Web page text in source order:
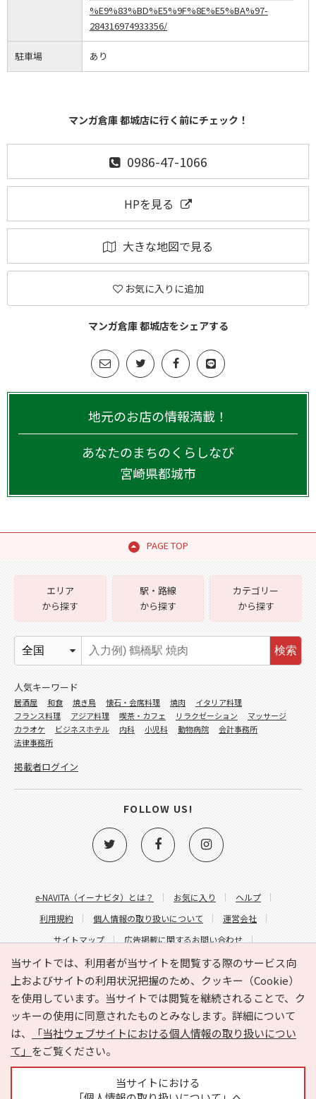
%E9%83%BD%E5%9F%8E%E5%BA%97-
284316974933356/
駐車場 あり
マンガ倉庫 都城店に行く前にチェック！
0986-47-1066
HPを見る
大きな地図で見る
お気に入りに追加
マンガ倉庫 都城店をシェアする
地元のお店の情報満載！
あなたのまちのくらしなび
宮崎県都城市
PAGE TOP
当サイトでは、利用者が当サイトを閲覧する際のサービス向
上およびサイトの利用状況把握のため、クッキー（Cookie）
を使用しています。当サイトでは閲覧を継続されることで、ク
ッキーの使用に同意されたものとみなします。詳細について
は、
「当社ウェブサイトにおける個人情報の取り扱いについ
て」 をご覧ください。
当サイトにおける
e-NAVITA（イーナビタ）とは？ お気に入り
ヘルプ
利用規約
個人情報の取り扱いについて
運営会社
サイトマップ
広告掲載に関するお問い合わせ
サイトの内容に関するお問い合わせ
エリア
から探す
駅・路線
から探す
カテゴリー
から探す
検索
人気キーワード
居酒屋 和食 焼き鳥 懐石・会席料理 焼肉
イタリア料理
フランス料理
アジア料理 喫茶・カフェ リラクゼーション
マッサージ
カラオケ
ビジネスホテル 内科 小児科 動物病院
会計事務所
法律事務所
掲載者ログイン
FOLLOW US!
Copyright © HYOJITO.Co.,Ltd. All Rights Reserved.